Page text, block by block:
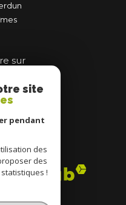
sur
site
pendant
des
des
!